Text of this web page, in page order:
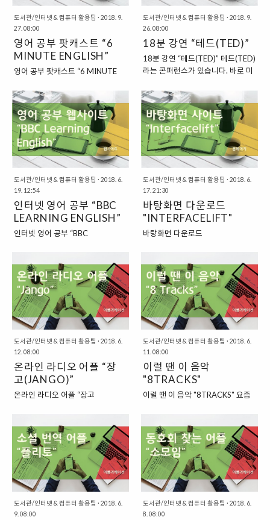
사회에서는 모든 것을 직접 다 하기
가 쉽지는 않습니다. 그만큼의 시간
과 노동력이 들기 때문인데요. 그래
서, 이렇게 사진이 필요한데, 나에게
그런 사진이 없는 경우에는 난감하
기 그지없습니다. “인터넷에서 아무
즘에는 인터넷에서 다양한 이미지
를 쉽게 찾아볼 수 있습니다. “구
글”에서 이미지를 검색해보면, 정말
다양한 이미지를 찾아볼 수 있으니
까요. 그런데, 이렇게 인터넷에 올라
와 있는 이미지를 내가 필..
가 있습니다. 마음에 드는 노래를 여
러 번 듣고 싶은 경우에 주로 사용하
는 기능이지요. "유튜브에서 영상
반복 재생하는 방법" 이번에는 유튜
브에서 영상을 반복 재생하는 방법
에 대해서 간단하게 알아보도록 하
생을 하는 방법은 간단합니다. 우선
원하는 영상을 재생합니다. 그리고
재생되고 있는 영상 위에서 "마우스
오른쪽 버튼 클릭"을 해주면, 여러
가지 옵션이 뜨는데요. 영어로 설정
이 되어 있는 경우..
도서관/인터넷 & 컴퓨터 활용팁 · 2018. 9.
27. 08:00
영어 공부 팟캐스트 “6
MINUTE ENGLISH”
영어 공부 팟캐스트 “6 MINUTE
료로 활용할 수 있는 영어 공부 자료
가 많이 있습니다. 이번에는 다양한
자료 중에서 영국의 공영 방송사 중
의 하나인 “BBC”에서 무료로 공유
하고 있는 팟캐스트에 대해서 한 번
소개를 해보려고 합니다. 바로 “6
MINUTE ENGLISH”라는 이름의
프로그램인데요. 우리말로는 “6분
영어” 정도로 옮겨볼 수 있는 프로
그램이랍니다. “6분 동안 한 가지 주
제에 대해서 소개를 하는 6
MINUTE ENGLISH” 6분 영어라는
이름의 “6 MINUTE ENGLISH”의
말 그대로 “6분 동안”, 어떤 주제에
대해서 이야기를 하는 내용의 프로
그램인 것이지요. 그리고, 프로그램
의 마지막 부분에서는 프로..
도서관/인터넷 & 컴퓨터 활용팁 · 2018. 9.
26. 08:00
18분 강연 “테드(TED)”
18분 강연 “테드(TED)” 테드(TED)
라는 콘퍼런스가 있습니다. 바로 미
연회인데요. 1984년 창립된 이후
1990년부터 매년 개최되고 있는
콘퍼런스입니다. 이러한 콘퍼런스
는 인터넷이 발달하면서 더욱더 큰
인기를 끌게 되었는데요. 온라인을
통해서 테드에서 펼쳐진 유명한 강
연들을 무료로 볼 수 있게 되었기 때
문입니다. “TED = 기술
(TECHNOLOGY), 오락
(ENTERTAINMENT), 디자인
(DESIGN)” 우리가 흔히 테드라고
ENTERTAINMENT, DESIGN”의
인을 가리키는 단어이지요. 그래서,
테드 강연 중에는 세상을 변화시킬
만한 “신기술”에 대한 내용을 소개
하는 내용의 강연..
도서관/인터넷 & 컴퓨터 활용팁 · 2018. 6.
19. 12:54
인터넷 영어 공부 “BBC
LEARNING ENGLISH”
인터넷 영어 공부 “BBC
있는 시대가 되었습니다. 특히, 언어
를 공부하는 경우에는 인터넷에서
어학에 관련된 다양한 학습자료를
찾을 수 있게 되었는데요. 특히, 언
어는 사람들이 어떻게 사용하는지
에 대해서 아는 것이 중요하기에, 실
제로 듣고, 말하는 방식으로 습득을
하는 것이 가장 효과적이기도 합니
다. 하지만, 우리나라에서는 영어를
비롯한 다른 외국어를 하는 사람들
을 쉽게 찾을 수 없기도 한데요. 그
는 것이 도움이 되기도 합니다. “영
국 공영방송 BBC에서 운영하고 있
는 외국어 학습 사이트, BBC
LEARNING ENGLISH” 이렇게 온
라인에서 이제는 “학습자료..
도서관/인터넷 & 컴퓨터 활용팁 · 2018. 6.
17. 21:30
바탕화면 다운로드
"INTERFACELIFT"
바탕화면 다운로드
조금 바꾸어 주는 것만으로도 새로
운 기분을 낼 수 있습니다. 물론, 요
즘에는 순정이 최고라고 해서, 처음
에 산 컴퓨터를 그대로 사용하는 경
우가 더 많은 것 같지만, 그래도 간
혹 바탕화면이나 아이콘 등을 바꾸
어 주는 것만으로도 상쾌한 기분을
낼 수 있기도 하답니다. "바탕화면
에 적합한 그림이나 사진을 어디에
서 받을 수 있을까?" 이렇게 바탕화
면이나 아이콘을 변경하는 것은 좋
은데, 바탕화면으로 적합한 사진이
수 있을까요? 요즘에는 구글 검색을
통해서 멋진 이미지를 마음껏 받을
수 있긴 하지만, 저작권에 문제가 생
길 수도 있고, (물론 개인용 컴퓨터
바탕화면으로 사용하는 것 정도로
문..
도서관/인터넷 & 컴퓨터 활용팁 · 2018. 6.
12. 08:00
온라인 라디오 어플 “장
고(JANGO)”
온라인 라디오 어플 “장고
니다. 인터넷으로 필요한 정보를 찾
고, TV를 볼 수 있기도 하고, 영상도
보고, 공부를 할 수 있고, 노래를 들
을 수도 있는 시대가 되었지요. 이렇
게 많은 것들을 할 수 있게 한 것에
는 다양한 웹사이트와 어플리케이
션들이 있기에 가능한 것이 아닐까
하는 생각이 듭니다. “온라인으로
도서관/인터넷 & 컴퓨터 활용팁 · 2018. 6.
11. 08:00
이럴 땐 이 음악
"8TRACKS"
이럴 땐 이 음악 "8TRACKS" 요즘
쪽을 살펴보면, 무료로 배포되는 콘
텐츠를 손쉽게 찾아볼 수 있습니다.
지금 당장 유튜브만 들어가 보아도
시중에 나와있는 대부분의 음악이
유튜브에서 무료로 공유되고 있는
것을 볼 수 있지요. 그래서, 요즘 시
대에는 "콘텐츠"가 없어서 소비를
못하는 것이 아니라, 좋은 콘텐츠가
도서관/인터넷 & 컴퓨터 활용팁 · 2018. 6.
9. 08:00
도서관/인터넷 & 컴퓨터 활용팁 · 2018. 6.
8. 08:00